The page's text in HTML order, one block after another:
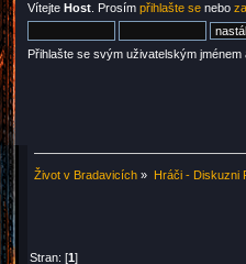
Vítejte Host . Prosím přihlašte se nebo
Přihlašte se svým uživatelským jménem
Život v Bradavicích » Hráči - Diskuzni
Stran: [1]